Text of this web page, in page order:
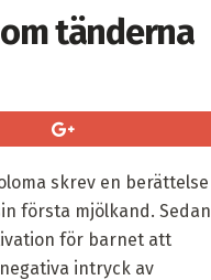
tänderna
skrev en berättelse
första mjölkand. Sedan
för barnet att
intryck av